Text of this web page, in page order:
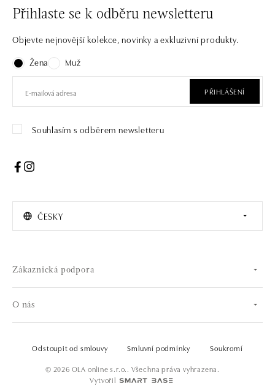
Přihlaste se k odběru newsletteru
Objevte nejnovější kolekce, novinky a exkluzivní produkty.
Žena
Muž
PŘIHLÁŠENÍ
Souhlasím s odběrem newsletteru
ČESKY
Zákaznická podpora
O nás
© 2026 OLA online s.r.o.. Všechna práva vyhrazena.
Vytvořil
Odstoupit od smlouvy Smluvní podmínky Soukromí